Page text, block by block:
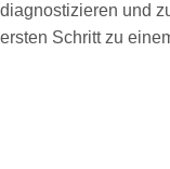
diagnostizieren und
ersten Schritt zu